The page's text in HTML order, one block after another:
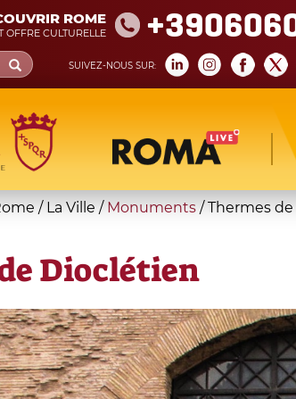
ROME
OFFRE CULTURELLE
SUIVEZ-NOUS SUR:
/ La Ville / Monuments /Thermes
Dioclétien